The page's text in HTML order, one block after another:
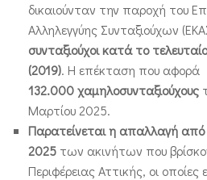
δικαιούνταν την παροχή του
Αλληλεγγύης Συνταξιούχων
συνταξιούχοι κατά το
(2019). Η επέκταση που αφορά
132.000 χαμηλοσυνταξιούχους
Μαρτίου 2025.
Παρατείνεται η απαλλαγή
2025 των ακινήτων που
Περιφέρειας Αττικής, οι